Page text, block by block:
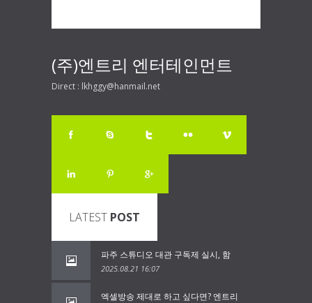
(주)엔트리 엔터테인먼트
Direct : lkhggy@hanmail.net
LATEST POST
파주 스튜디오 대관 구독제 실시, 함
2025.08.21 16:07
엑셀방송 제대로 하고 싶다면? 엔트리